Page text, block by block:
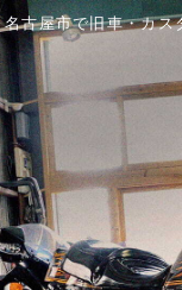
名古屋市で旧車・カ